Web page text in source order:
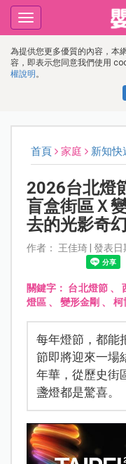
為提供您更多優質的內容，本
容，即表示您同意我們使用
權說明 。
Toggle
navigation
首頁 家庭 新知快
2026台北燈
盲盒街區Ｘ
去的光影奇
作者： 王佳琦 | 發表
關鍵字： 台北燈節、
燈區、 變形金剛 、 柯
每年燈節，都能
節即將迎來一場
年華，從歷史街
盞燈都是驚喜。